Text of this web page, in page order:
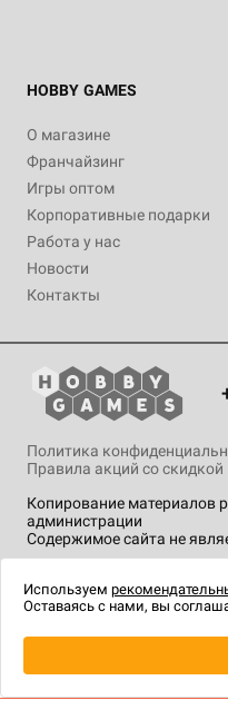
HOBBY GAMES
О магазине
Франчайзинг
Игры оптом
Корпоративные подарки
Работа у нас
Новости
Контакты
Копирование материалов
администрации
Содержимое сайта не
Политика
Правила акций со скидкой
технологии.
Используем
Оставаясь с нами, вы